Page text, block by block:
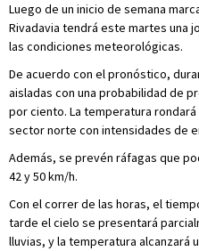
Luego de un inicio de semana
Rivadavia tendrá este martes una
las condiciones meteorológicas.
De acuerdo con el pronóstico,
aisladas con una probabilidad de
por ciento. La temperatura
sector norte con intensidades de
Además, se prevén ráfagas que
42 y 50 km/h.
Con el correr de las horas, el
tarde el cielo se presentará
lluvias, y la temperatura alcanzará